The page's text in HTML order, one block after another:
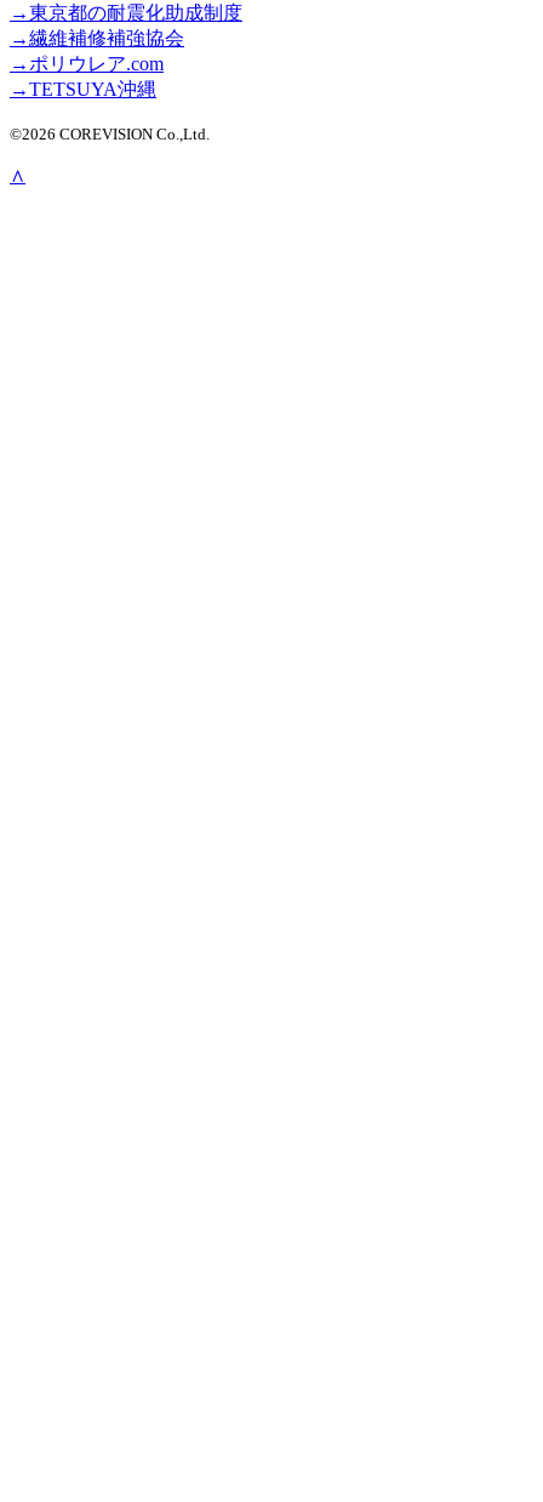
→東京都の耐震化助成制度
→繊維補修補強協会
→ポリウレア.com
→TETSUYA沖縄
©2026 COREVISION Co.,Ltd.
∧